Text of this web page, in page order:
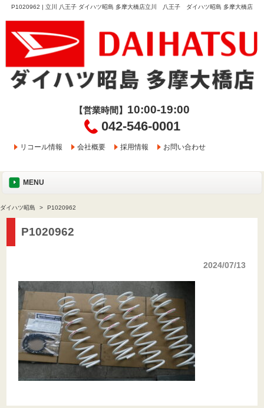
P1020962 | 立川 八王子 ダイハツ昭島 多摩大橋店立川 八王子 ダイハツ昭島 多摩大橋店
【営業時間】 10:00-19:00
042-546-0001
リコール情報 会社概要 採用情報 お問い合わせ
MENU
ダイハツ昭島 P1020962
P1020962
2024/07/13